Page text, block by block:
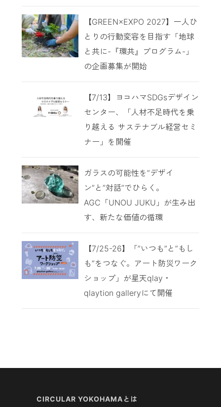
【GREEN×EXPO 2027】一人ひ
とりの行動変容を目指す「地球
と共に-『環共』プログラム-」
の企画募集が開始
【7/13】ヨコハマSDGsデザイン
センター、「人材不足時代を乗
り越える サステナブル経営セミ
ナー」を開催
ガラスの可能性を”デザイ
ン”と”対話”でひらく。
AGC「UNOU JUKU」が生み出
す、新たな価値の循環
【7/25-26】「”いつも”と”もし
も”をつなぐ。アート防災ワーク
ショップ」が星天qlay・
qlaytion galleryにて開催
CIRCULAR YOKOHAMAとは